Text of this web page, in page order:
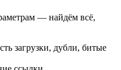
— найдём всё,
загрузки, дубли, битые